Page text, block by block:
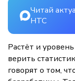
Читай
НТС
Растёт и
верить
говорят о том,